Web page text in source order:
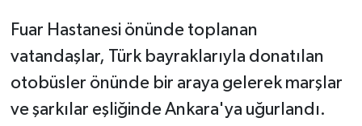
Fuar Hastanesi önünde toplanan
vatandaşlar, Türk bayraklarıyla donatılan
otobüsler önünde bir araya gelerek marşlar
ve şarkılar eşliğinde Ankara'ya uğurlandı.